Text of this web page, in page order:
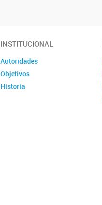
INSTITUCIONAL
Autoridades
Objetivos
Historia